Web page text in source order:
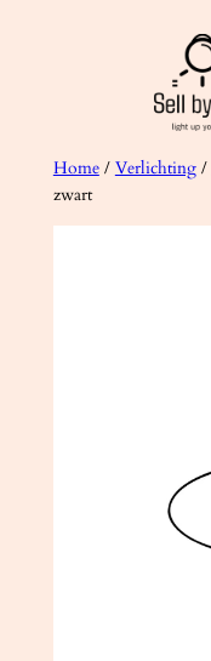
Home/ Verlichting/
zwart